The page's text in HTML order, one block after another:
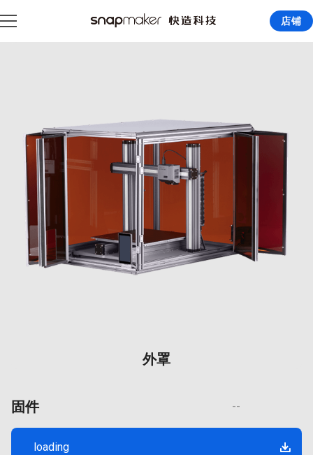
Snapmaker Artisan
Snapmaker Orca
Snapmaker App
Snapmaker App
创新基金
店铺
外罩
固件 --
loading 